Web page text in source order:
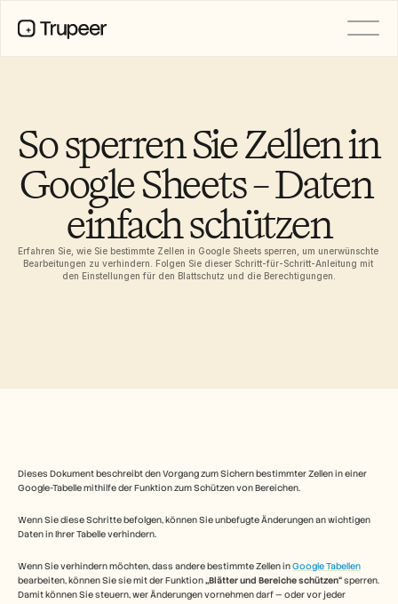
So sperren Sie Zellen in
Google Sheets – Daten
einfach schützen
Erfahren Sie, wie Sie bestimmte Zellen in Google Sheets sperren, um unerwünschte
Bearbeitungen zu verhindern. Folgen Sie dieser Schritt-für-Schritt-Anleitung mit
den Einstellungen für den Blattschutz und die Berechtigungen.
Dieses Dokument beschreibt den Vorgang zum Sichern bestimmter Zellen in einer
Google-Tabelle mithilfe der Funktion zum Schützen von Bereichen.
Wenn Sie diese Schritte befolgen, können Sie unbefugte Änderungen an wichtigen
Daten in Ihrer Tabelle verhindern.
Wenn Sie verhindern möchten, dass andere bestimmte Zellen in Google Tabellen
bearbeiten, können Sie sie mit der Funktion „Blätter und Bereiche schützen“ sperren.
Damit können Sie steuern, wer Änderungen vornehmen darf — oder vor jeder
Übersetzung
Wissensdatenbank
KI-Avatare
Marken-Kits
Geteilte Seiten
KI-Bildschirmaufnahme
ANWENDUNGSFÄLLE
Veränderungsmanagement
Vorverkauf
Produktmarketing
Training
See more